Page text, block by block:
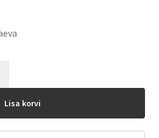
Lisa korvi